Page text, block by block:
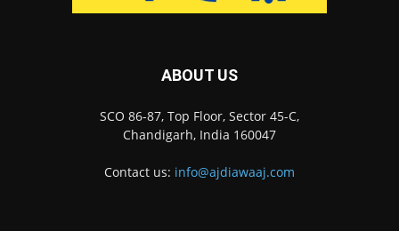
ABOUT US
SCO 86-87, Top Floor, Sector 45-C,
Chandigarh, India 160047
Contact us: info@ajdiawaaj.com